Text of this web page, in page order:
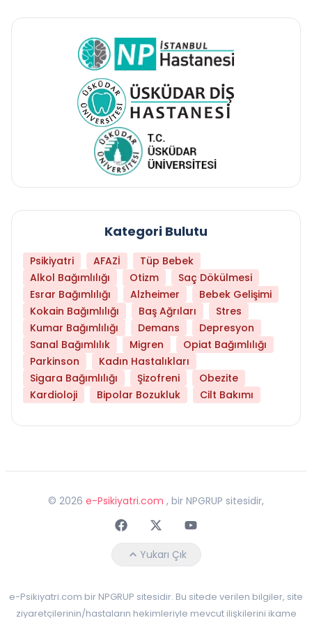
Kategori Bulutu
Psikiyatri AFAZİ
Tüp Bebek
Alkol Bağımlılığı
Otizm
Saç Dökülmesi
Esrar Bağımlılığı
Alzheimer
Bebek Gelişimi
Kokain Bağımlılığı
Baş Ağrıları
Stres
Kumar Bağımlılığı
Demans
Depresyon
Sanal Bağımlılık
Migren
Opiat Bağımlılığı
Parkinson
Kadın Hastalıkları
Sigara Bağımlılığı
Şizofreni
Obezite
Kardioloji
Bipolar Bozukluk Cilt Bakımı
© 2026 e-Psikiyatri.com , bir NPGRUP sitesidir,
FaceebokTwitterYoutube
Yukarı Çık
e-Psikiyatri.com bir NPGRUP sitesidir. Bu sitede verilen bilgiler, site
ziyaretçilerinin/hastaların hekimleriyle mevcut ilişkilerini ikame